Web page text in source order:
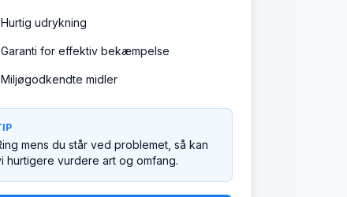
Hurtig udrykning
Garanti for effektiv bekæmpelse
Miljøgodkendte midler
mens du står ved problemet, så kan
hurtigere vurdere art og omfang.